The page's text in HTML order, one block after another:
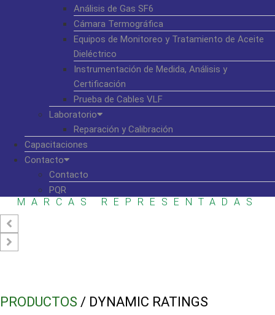
Análisis de Gas SF6
Cámara Termográfica
Equipos de Monitoreo y Tratamiento de Aceite
Dieléctrico
Instrumentación de Medida, Análisis y
Certificación
Prueba de Cables VLF
Laboratorio
Reparación y Calibración
Capacitaciones
Contacto
Contacto
PQR
MARCAS REPRESENTADAS
PRODUCTOS / DYNAMIC RATINGS